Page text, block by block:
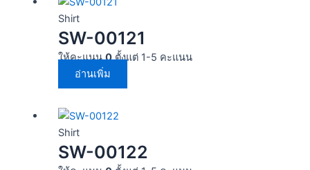
Shirt
SW-00121
ให้คะแนน0ตั้งแต่ 1-5 คะแนน
อ่านเพิ่ม
Shirt
SW-00122